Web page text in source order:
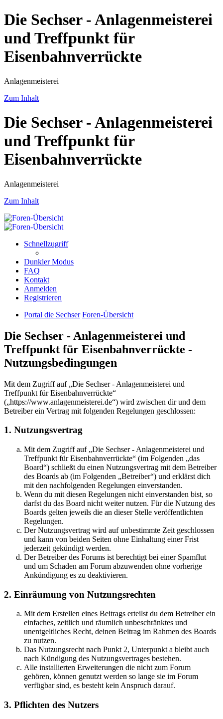
Die Sechser - Anlagenmeisterei
und Treffpunkt für
Eisenbahnverrückte
Anlagenmeisterei
Zum Inhalt
Die Sechser - Anlagenmeisterei
und Treffpunkt für
Eisenbahnverrückte
Anlagenmeisterei
Zum Inhalt
Schnellzugriff
Dunkler Modus
FAQ
Kontakt
Anmelden
Registrieren
Portal die Sechser Foren-Übersicht
Die Sechser - Anlagenmeisterei und
Treffpunkt für Eisenbahnverrückte -
Nutzungsbedingungen
Mit dem Zugriff auf „Die Sechser - Anlagenmeisterei und
Treffpunkt für Eisenbahnverrückte“
(„https://www.anlagenmeisterei.de“) wird zwischen dir und dem
Betreiber ein Vertrag mit folgenden Regelungen geschlossen:
1. Nutzungsvertrag
Mit dem Zugriff auf „Die Sechser - Anlagenmeisterei und
Treffpunkt für Eisenbahnverrückte“ (im Folgenden „das
Board“) schließt du einen Nutzungsvertrag mit dem Betreiber
des Boards ab (im Folgenden „Betreiber“) und erklärst dich
mit den nachfolgenden Regelungen einverstanden.
Wenn du mit diesen Regelungen nicht einverstanden bist, so
darfst du das Board nicht weiter nutzen. Für die Nutzung des
Boards gelten jeweils die an dieser Stelle veröffentlichten
Regelungen.
Der Nutzungsvertrag wird auf unbestimmte Zeit geschlossen
und kann von beiden Seiten ohne Einhaltung einer Frist
jederzeit gekündigt werden.
Der Betreiber des Forums ist berechtigt bei einer Spamflut
und um Schaden am Forum abzuwenden ohne vorherige
Ankündigung es zu deaktivieren.
2. Einräumung von Nutzungsrechten
Mit dem Erstellen eines Beitrags erteilst du dem Betreiber ein
einfaches, zeitlich und räumlich unbeschränktes und
unentgeltliches Recht, deinen Beitrag im Rahmen des Boards
zu nutzen.
Das Nutzungsrecht nach Punkt 2, Unterpunkt a bleibt auch
nach Kündigung des Nutzungsvertrages bestehen.
Alle installierten Erweiterungen die nicht zum Forum
gehören, können genutzt werden so lange sie im Forum
verfügbar sind, es besteht kein Anspruch darauf.
3. Pflichten des Nutzers